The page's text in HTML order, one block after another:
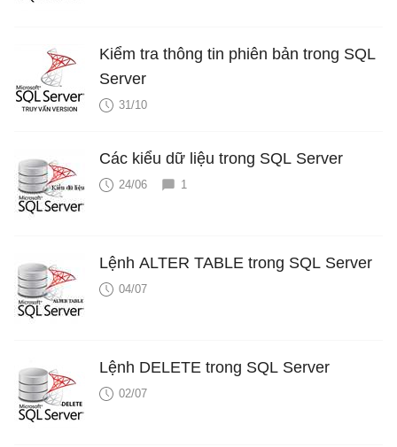
Kiểm tra thông tin phiên bản trong SQL
Server
31/10
Các kiểu dữ liệu trong SQL Server
24/06 1
Lệnh ALTER TABLE trong SQL Server
04/07
Lệnh DELETE trong SQL Server
02/07